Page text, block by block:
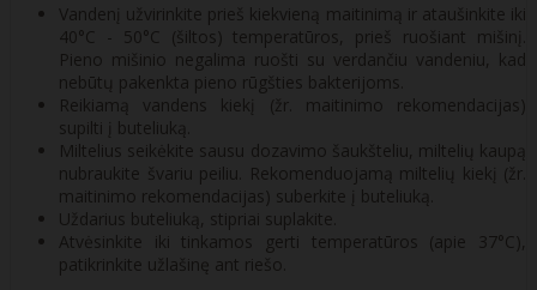
Vandenį užvirinkite prieš kiekvieną maitinimą ir ataušinkite iki
40°C - 50°C (šiltos) temperatūros, prieš ruošiant mišinį.
Pieno mišinio negalima ruošti su verdančiu vandeniu, kad
nebūtų pakenkta pieno rūgšties bakterijoms.
Reikiamą vandens kiekį (žr. maitinimo rekomendacijas)
supilti į buteliuką.
Miltelius seikėkite sausu dozavimo šaukšteliu, miltelių kaupą
nubraukite švariu peiliu. Rekomenduojamą miltelių kiekį (žr.
maitinimo rekomendacijas) suberkite į buteliuką.
Uždarius buteliuką, stipriai suplakite.
Atvėsinkite iki tinkamos gerti temperatūros (apie 37°C),
patikrinkite užlašinę ant riešo.